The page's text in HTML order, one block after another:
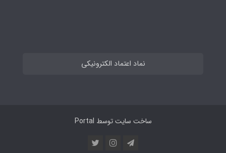
نماد اعتماد الکترونیکی
ساخت سایت توسط Portal